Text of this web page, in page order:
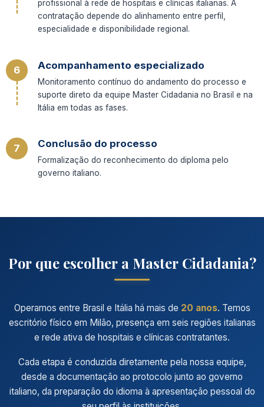
profissional à rede de hospitais e clínicas italianas. A
contratação depende do alinhamento entre perfil,
especialidade e disponibilidade regional.
6 Acompanhamento especializado
Monitoramento contínuo do andamento do processo e
suporte direto da equipe Master Cidadania no Brasil e na
Itália em todas as fases.
7 Conclusão do processo
Formalização do reconhecimento do diploma pelo
governo italiano.
Por que escolher a Master Cidadania?
Operamos entre Brasil e Itália há mais de 20 anos. Temos
escritório físico em Milão, presença em seis regiões italianas
e rede ativa de hospitais e clínicas contratantes.
Cada etapa é conduzida diretamente pela nossa equipe,
desde a documentação ao protocolo junto ao governo
italiano, da preparação do idioma à apresentação pessoal do